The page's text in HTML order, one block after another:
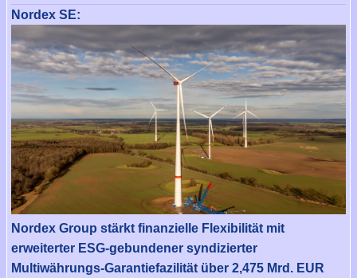
Nordex SE:
Nordex Group stärkt finanzielle Flexibilität mit
erweiterter ESG-gebundener syndizierter
Multiwährungs-Garantiefazilität über 2,475 Mrd. EUR